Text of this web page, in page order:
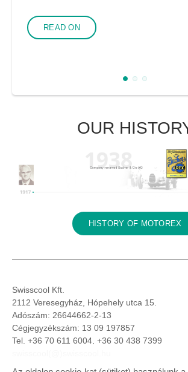
READ ON
OUR
HISTORY OF MOTOREX
Swisscool Kft.
2112 Veresegyház, Hópehely utca 15.
Adószám: 26644662-2-13
Cégjegyzékszám: 13 09 197857
Tel. +36 70 611 6004, +36 30 438 7399